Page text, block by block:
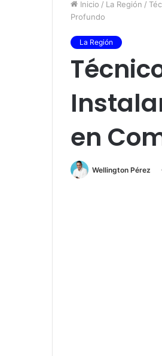
Inicio / La Región /
Profundo
La Región
en
Wellington Pérez